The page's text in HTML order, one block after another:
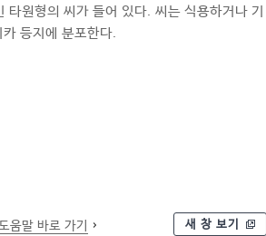
원형의 씨가 들어 있다. 씨는 식용하거나 기
등지에 분포한다.
움말 바로 가기 새 창 보기